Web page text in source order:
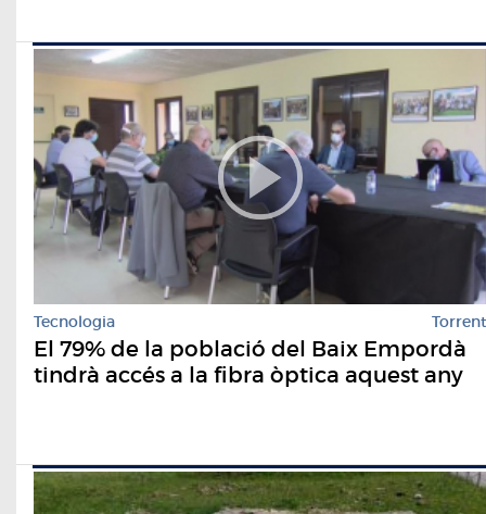
Tecnologia Torrent
El 79% de la població del Baix Empordà
tindrà accés a la fibra òptica aquest any